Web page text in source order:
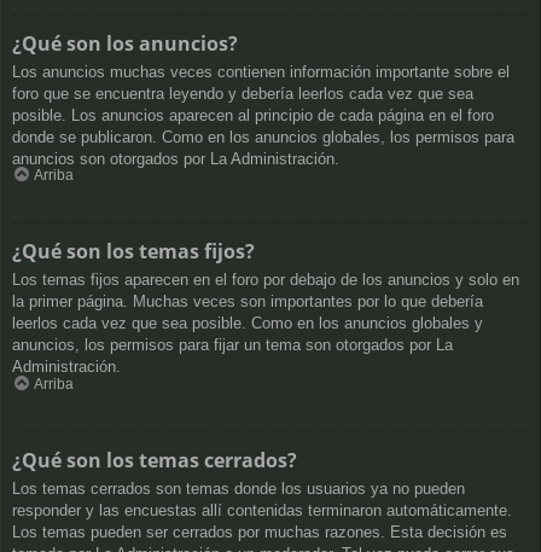
¿Qué son los anuncios?
Los anuncios muchas veces contienen información importante sobre el
foro que se encuentra leyendo y debería leerlos cada vez que sea
posible. Los anuncios aparecen al principio de cada página en el foro
donde se publicaron. Como en los anuncios globales, los permisos para
anuncios son otorgados por La Administración.
Arriba
¿Qué son los temas fijos?
Los temas fijos aparecen en el foro por debajo de los anuncios y solo en
la primer página. Muchas veces son importantes por lo que debería
leerlos cada vez que sea posible. Como en los anuncios globales y
anuncios, los permisos para fijar un tema son otorgados por La
Administración.
Arriba
¿Qué son los temas cerrados?
Los temas cerrados son temas donde los usuarios ya no pueden
responder y las encuestas allí contenidas terminaron automáticamente.
Los temas pueden ser cerrados por muchas razones. Esta decisión es